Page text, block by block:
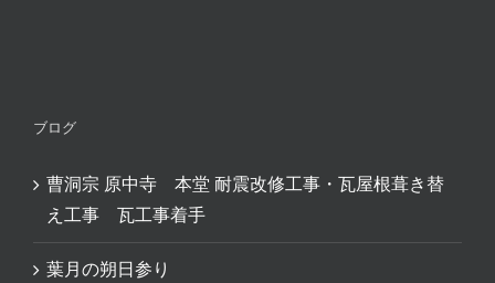
ブログ
曹洞宗 原中寺 本堂 耐震改修工事・瓦屋根葺き替
え工事 瓦工事着手
葉月の朔日参り